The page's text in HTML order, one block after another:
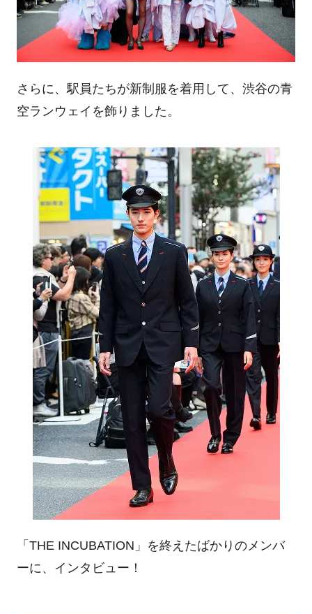
さらに、駅員たちが新制服を着用して、渋谷の青
空ランウェイを飾りました。
「THE INCUBATION」を終えたばかりのメンバ
ーに、インタビュー！